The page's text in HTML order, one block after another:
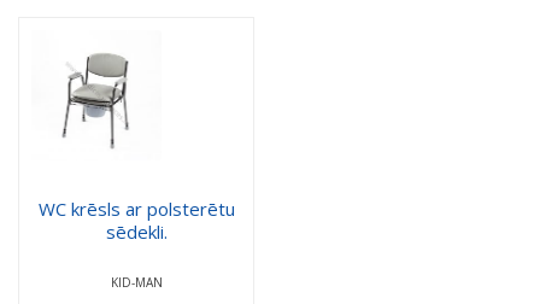
WC krēsls ar polsterētu
sēdekli.
KID-MAN